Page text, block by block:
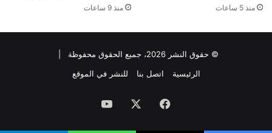
منذ 5 ساعات منذ 9 ساعات
© حقوق النشر 2026، جميع الحقوق محفوظة |
الرئيسية
اتصل بنا للنشر في الموقع
فيسبوك